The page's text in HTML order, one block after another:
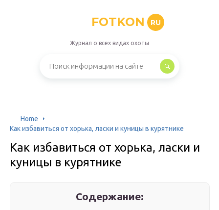
FOTKON RU
Журнал о всех видах охоты
Home
Как избавиться от хорька, ласки и куницы в курятнике
Как избавиться от хорька, ласки и
куницы в курятнике
Содержание: